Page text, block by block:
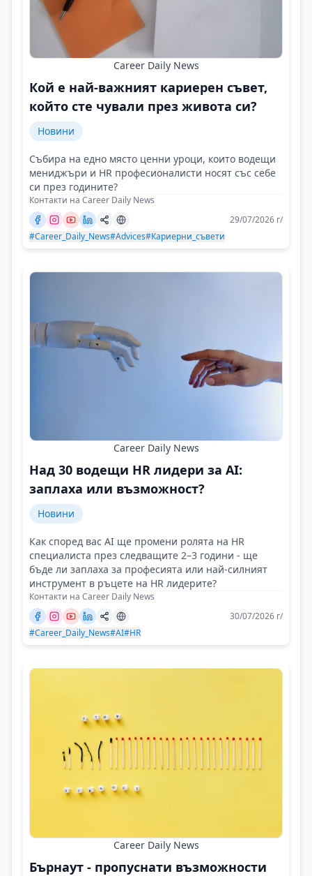
Career Daily News
Кой е най-важният кариерен съвет,
който сте чували през живота си?
Новини
Събира на едно място ценни уроци, които водещи
мениджъри и HR професионалисти носят със себе
си през годините?
Контакти на Career Daily News
29/07/2026 г/
#Career_Daily_News#Advices#Кариерни_съвети
Career Daily News
Над 30 водещи HR лидери за AI:
заплаха или възможност?
Новини
Как според вас AI ще промени ролята на HR
специалиста през следващите 2–3 години - ще
бъде ли заплаха за професията или най-силният
инструмент в ръцете на HR лидерите?
Контакти на Career Daily News
30/07/2026 г/
#Career_Daily_News#AI#HR
Career Daily News
Бърнаут - пропуснати възможности